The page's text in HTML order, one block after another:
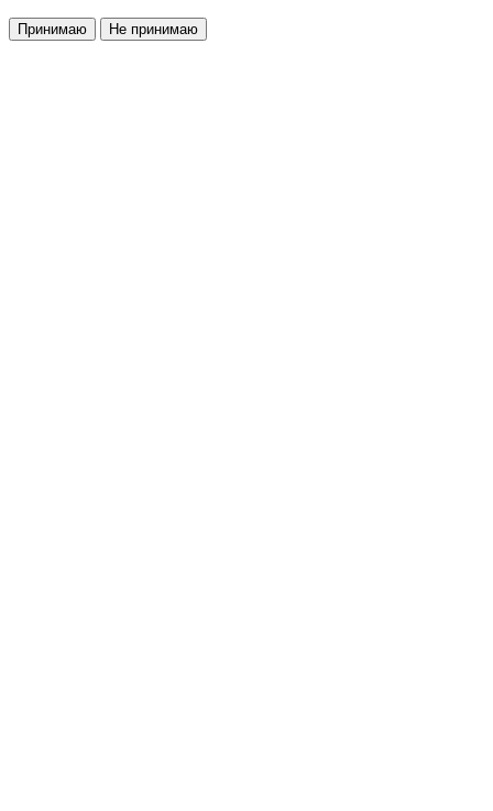
Принимаю Не принимаю